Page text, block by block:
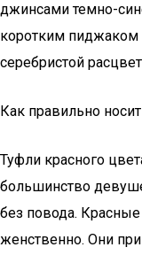
джинсами темно-
коротким пиджаком
серебристой
Как правильно
Туфли красного
большинство
без повода.
женственно. Они